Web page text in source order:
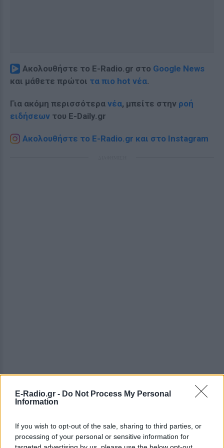
E-Radio.gr - Do Not Process My Personal
Information
If you wish to opt-out of the sale, sharing to third parties, or
processing of your personal or sensitive information for
Ακολουθήστε το E-Radio.gr στο Google News
και μάθετε πρώτοι τα πιο hot νέα.
Για ακόμη περισσότερα νέα, μπείτε στην ροή
ειδήσεων του E-Daily.gr
Ακολουθήστε το E-Radio.gr και στο Instagram
ΔΕΙΤΕ ΕΠΙΣΗΣ
ΣΤΗΝ ΙΔΙΑ ΚΑΤΗΓΟΡΙΑ